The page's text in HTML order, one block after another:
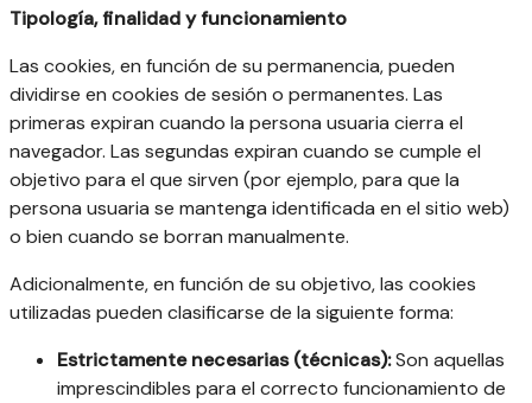
Tipología, finalidad y funcionamiento
Las cookies, en función de su permanencia, pueden
dividirse en cookies de sesión o permanentes. Las
primeras expiran cuando la persona usuaria cierra el
navegador. Las segundas expiran cuando se cumple el
objetivo para el que sirven (por ejemplo, para que la
persona usuaria se mantenga identificada en el sitio web)
o bien cuando se borran manualmente.
Adicionalmente, en función de su objetivo, las cookies
utilizadas pueden clasificarse de la siguiente forma:
Estrictamente necesarias (técnicas):Son aquellas
imprescindibles para el correcto funcionamiento de